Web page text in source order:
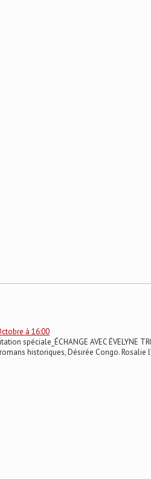
à 16:00
spéciale_ÉCHANGE AVEC ÉVELYNE
historiques, Désirée Congo. Rosalie